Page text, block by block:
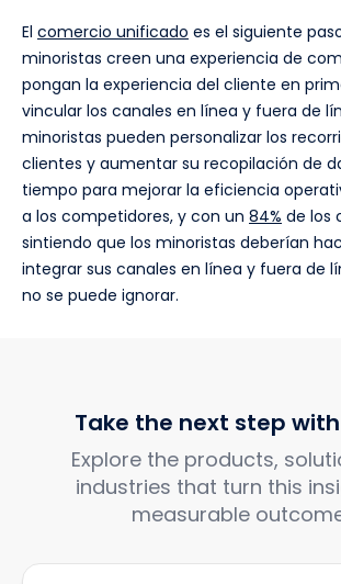
El comercio unificado es el siguiente
minoristas creen una experiencia de
pongan la experiencia del cliente en
vincular los canales en línea y fuera de
minoristas pueden personalizar los
clientes y aumentar su recopilación de
tiempo para mejorar la eficiencia
a los competidores, y con un 84% de los
sintiendo que los minoristas deberían
integrar sus canales en línea y fuera de
no se puede ignorar.
Take the next step
Explore the products,
industries that turn this
measurable